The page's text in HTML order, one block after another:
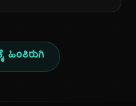
ಹಿಂತಿರುಗಿ